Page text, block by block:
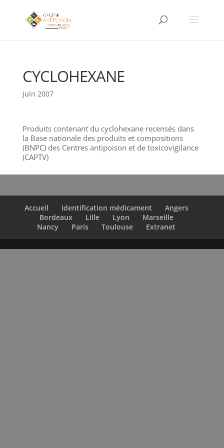
CYCLOHEXANE
Juin 2007
Produits contenant du cyclohexane recensés dans
la Base nationale des produits et compositions
(BNPC) des Centres antipoison et de toxicovigilance
(CAPTV)
Accueil Identification médicament
Angers
Bordeaux
Lille Lyon
Marseille
Nancy
Paris Toulouse Extranet